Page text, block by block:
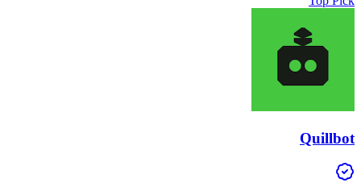
Quillbot